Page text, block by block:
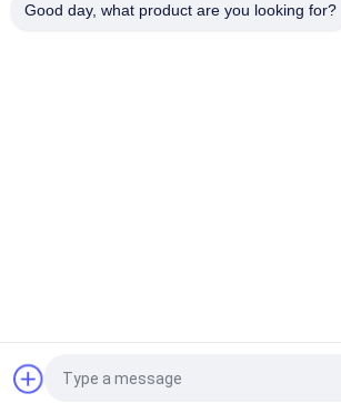
Fordern Sie ein Angebot
Good day, what product are you looking for?